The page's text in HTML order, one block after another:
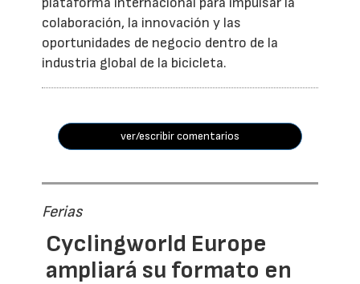
colaboración, la innovación y las
oportunidades de negocio dentro de la
industria global de la bicicleta.
ver/escribir comentarios
Ferias
Cyclingworld Europe
ampliará su formato en